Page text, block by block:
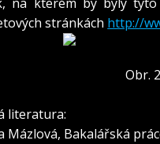
stránkách http://
Obr.
literatura:
Mázlová, Bakalářská